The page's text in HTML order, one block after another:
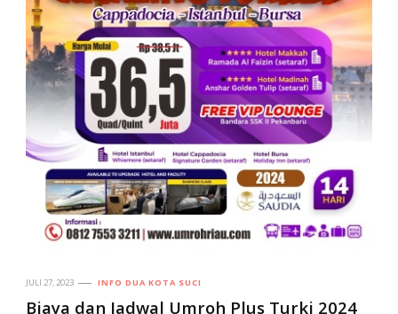
JULI 27, 2023 INFO DUA KOTA SUCI
Biaya dan Jadwal Umroh Plus Turki 2024